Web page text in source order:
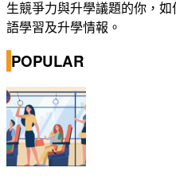
生競爭力與升學議題的你，
語學習及升學情報。
POPULAR